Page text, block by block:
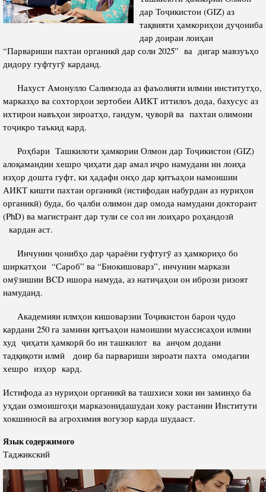
Полномочия
Книги
Пресс-центр
ПРЕЗИДЕНТ РЕСПУБЛИКИ ТАДЖИКИСТАН
Структура Института
История руководителей
дар Тоҷикистон (GIZ) аз
тақвияти ҳамкориҳои дуҷониба
дар доираи лоиҳаи
“Парвариши пахтаи органикӣ дар соли 2025” ва дигар мавзуъҳо
дидору гуфтугӯ карданд.
Нахуст Амонулло Салимзода аз фаъолияти илмии институтҳо,
марказҳо ва сохторҳои зертобеи АИКТ иттилоъ дода, бахусус аз
ихтирои навъҳои зироатҳо, гандум, ҷуворӣ ва пахтаи олимони
тоҷикро таъкид кард.
Роҳбари Ташкилоти ҳамкории Олмон дар Тоҷикистон (GIZ)
алоқамандии хешро ҷиҳати дар амал иҷро намудани ин лоиҳа
изҳор дошта гуфт, ки ҳадафи онҳо дар қитъаҳои намоишии
АИКТ кишти пахтаи органикӣ (истифодаи набурдан аз нуриҳои
органикӣ) буда, бо ҷалби олимон дар омода намудани докторант
(PhD) ва магистрант дар тули се сол ин лоиҳаро роҳандозӣ
кардан аст.
Инчунин ҷонибҳо дар ҷараёни гуфтугӯ аз ҳамкориҳо бо
ширкатҳои “Сароб” ва “Биокишоварз”, инчунин маркази
омӯзишии BCD ишора намуда, аз натиҷаҳои он ибрози ризоят
намуданд.
Академияи илмҳои кишоварзии Тоҷикистон барои ҷудо
кардани 250 га замини қитъаҳои намоишии муассисаҳои илмии
худ ҷиҳати ҳамкорӣ бо ин ташкилот ва анҷом додани
тадқиқоти илмӣ доир ба парвариши зироати пахта омодагии
хешро изҳор кард.
Истифода аз нуриҳои органикӣ ва ташхиси хоки ин заминҳо ба
уҳдаи озмоишгоҳи марказонидашудаи хоку растании Институти
хокшиносӣ ва агрохимия вогузор карда шудааст.
Язык содержимого
Таджикский